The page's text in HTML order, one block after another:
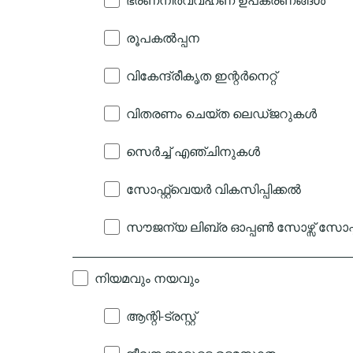
രൂപകൽപ്പന
വികേന്ദ്രീകൃത ഇന്റർനെറ്റ്
വിതരണം ചെയ്ത ലെഡ്ജറുകൾ
സെർച്ച് എഞ്ചിനുകൾ
സോഫ്റ്റ്വെയർ വികസിപ്പിക്കൽ
സൗജന്യ ലിബ്ര ഓപ്പൺ സോഴ്സ്
നിയമവും നയവും
ആന്റി-ട്രസ്റ്റ്